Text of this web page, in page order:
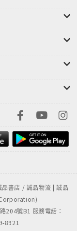
書店 / 誠品物流 | 誠品
204號B1 服務電話：
8921